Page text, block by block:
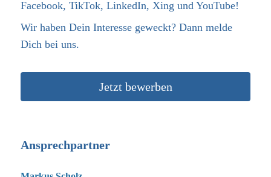
Facebook, TikTok, LinkedIn, Xing und YouTube!
Wir haben Dein Interesse geweckt? Dann melde
Dich bei uns.
Jetzt bewerben
Ansprechpartner